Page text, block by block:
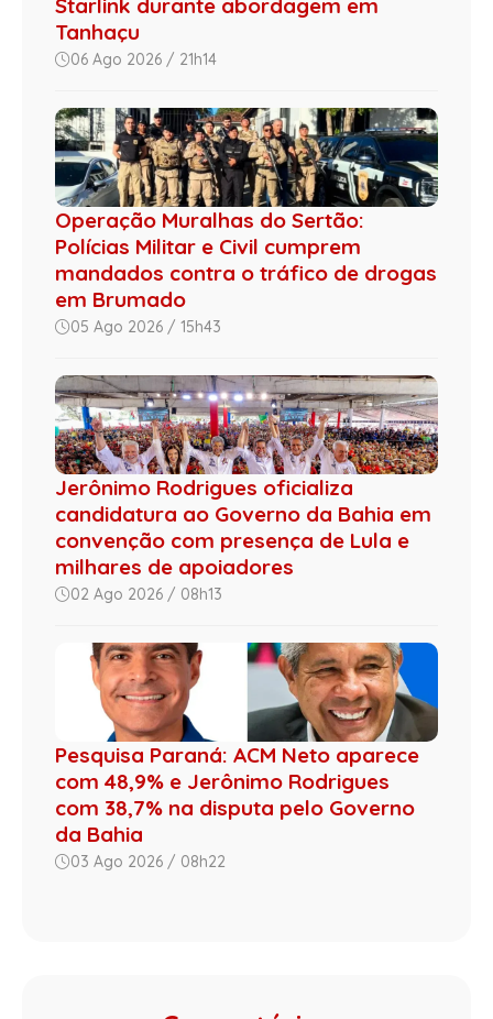
Starlink durante abordagem em
Tanhaçu
06 Ago 2026 / 21h14
Operação Muralhas do Sertão:
Polícias Militar e Civil cumprem
mandados contra o tráfico de drogas
em Brumado
05 Ago 2026 / 15h43
Jerônimo Rodrigues oficializa
candidatura ao Governo da Bahia em
convenção com presença de Lula e
milhares de apoiadores
02 Ago 2026 / 08h13
Pesquisa Paraná: ACM Neto aparece
com 48,9% e Jerônimo Rodrigues
com 38,7% na disputa pelo Governo
da Bahia
03 Ago 2026 / 08h22